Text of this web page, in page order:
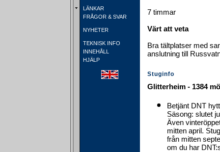
LÄNKAR
FRÅGOR & SVAR
NYHETER
TEKNISK INFO
INNEHÅLL
HJÄLP
7 timmar
Värt att veta
Bra tältplatser med
anslutning till
Stuginfo
Glitterheim - 1384
Betjänt DNT
Säsong: slutet
Även
mitten april.
från mitten
om du har